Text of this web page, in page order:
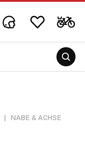
| NABE & ACHSE